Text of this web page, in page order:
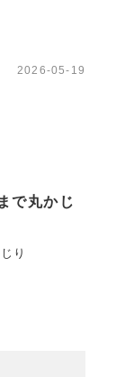
2026-05-19
で丸かじ
り